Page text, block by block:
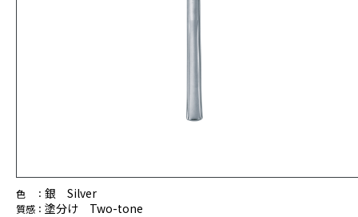
色 ： 銀 Silver
質感： 塗分け Two-tone